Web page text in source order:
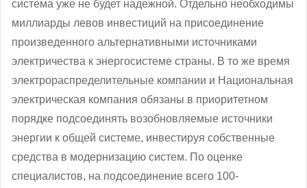
система уже не будет надежной. Отдельно необходимы
миллиарды левов инвестиций на присоединение
произведенного альтернативными источниками
электричества к энергосистеме страны. В то же время
электрораспределительные компании и Национальная
электрическая компания обязаны в приоритетном
порядке подсоединять возобновляемые источники
энергии к общей системе, инвестируя собственные
средства в модернизацию систем. По оценке
специалистов, на подсоединение всего 100-